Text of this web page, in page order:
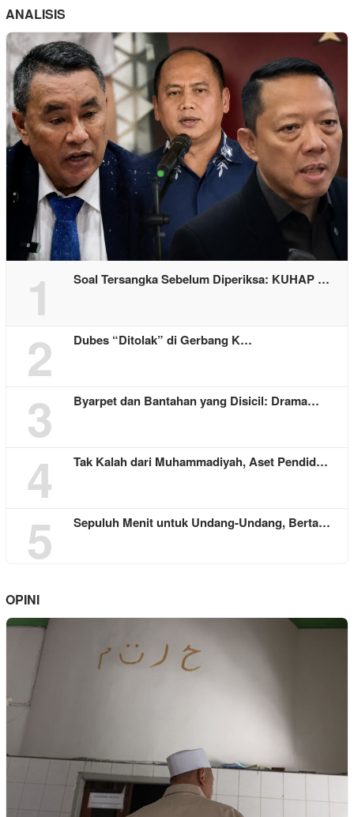
ANALISIS
1 Soal Tersangka Sebelum Diperiksa: KUHAP …
2 Dubes “Ditolak” di Gerbang K…
3 Byarpet dan Bantahan yang Disicil: Drama…
4 Tak Kalah dari Muhammadiyah, Aset Pendid…
5 Sepuluh Menit untuk Undang-Undang, Berta…
OPINI